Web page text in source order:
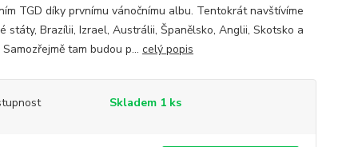
TGD díky prvnímu vánočnímu albu. Tentokrát navštívíme
státy, Brazílii, Izrael, Austrálii, Španělsko, Anglii, Skotsko a
Samozřejmě tam budou p... celý popis
Skladem 1 ks